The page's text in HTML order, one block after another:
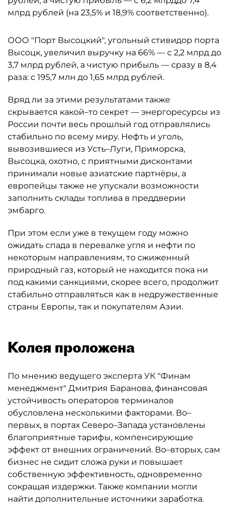
млрд рублей (на 23,5% и 18,9% соответственно).
ООО "Порт Высоцкий", угольный стивидор порта
Высоцк, увеличил выручку на 66% — с 2,2 млрд до
3,7 млрд рублей, а чистую прибыль — сразу в 8,4
раза: с 195,7 млн до 1,65 млрд рублей.
Вряд ли за этими результатами также
скрывается какой–то секрет — энергоресурсы из
России почти весь прошлый год отправлялись
стабильно по всему миру. Нефть и уголь,
вывозившиеся из Усть–Луги, Приморска,
Высоцка, охотно, с приятными дисконтами
принимали новые азиатские партнёры, а
европейцы также не упускали возможности
заполнить склады топлива в преддверии
эмбарго.
При этом если уже в текущем году можно
ожидать спада в перевалке угля и нефти по
некоторым направлениям, то сжиженный
природный газ, который не находится пока ни
под какими санкциями, скорее всего, продолжит
стабильно отправляться как в недружественные
страны Европы, так и покупателям Азии.
Колея проложена
По мнению ведущего эксперта УК "Финам
менеджмент" Дмитрия Баранова, финансовая
устойчивость операторов терминалов
обусловлена несколькими факторами. Во–
первых, в портах Северо–Запада установлены
благоприятные тарифы, компенсирующие
эффект от внешних ограничений. Во–вторых, сам
бизнес не сидит сложа руки и повышает
собственную эффективность, одновременно
сокращая издержки. Также компании могли
найти дополнительные источники заработка.